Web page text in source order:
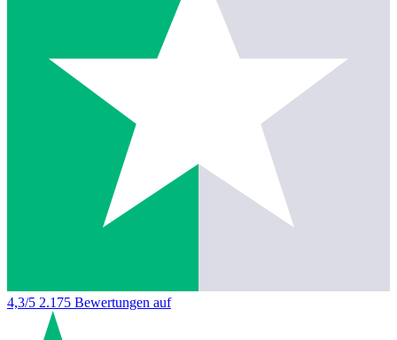
4,3/5 2.175 Bewertungen auf